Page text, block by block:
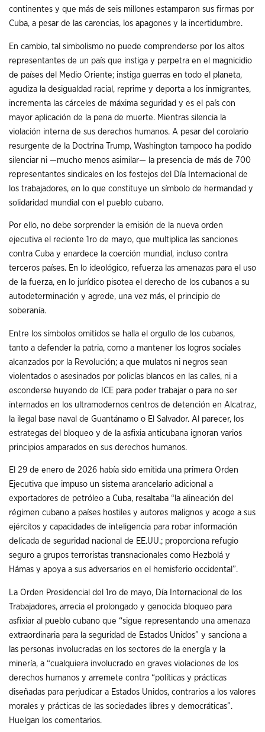
continentes y que más de seis millones estamparon sus firmas por
Cuba, a pesar de las carencias, los apagones y la incertidumbre.
En cambio, tal simbolismo no puede comprenderse por los altos
representantes de un país que instiga y perpetra en el magnicidio
de países del Medio Oriente; instiga guerras en todo el planeta,
agudiza la desigualdad racial, reprime y deporta a los inmigrantes,
incrementa las cárceles de máxima seguridad y es el país con
mayor aplicación de la pena de muerte. Mientras silencia la
violación interna de sus derechos humanos. A pesar del corolario
resurgente de la Doctrina Trump, Washington tampoco ha podido
silenciar ni —mucho menos asimilar— la presencia de más de 700
representantes sindicales en los festejos del Día Internacional de
los trabajadores, en lo que constituye un símbolo de hermandad y
solidaridad mundial con el pueblo cubano.
Por ello, no debe sorprender la emisión de la nueva orden
ejecutiva el reciente 1ro de mayo, que multiplica las sanciones
contra Cuba y enardece la coerción mundial, incluso contra
terceros países. En lo ideológico, refuerza las amenazas para el uso
de la fuerza, en lo jurídico pisotea el derecho de los cubanos a su
autodeterminación y agrede, una vez más, el principio de
soberanía.
Entre los símbolos omitidos se halla el orgullo de los cubanos,
tanto a defender la patria, como a mantener los logros sociales
alcanzados por la Revolución; a que mulatos ni negros sean
violentados o asesinados por policías blancos en las calles, ni a
esconderse huyendo de ICE para poder trabajar o para no ser
internados en los ultramodernos centros de detención en Alcatraz,
la ilegal base naval de Guantánamo o El Salvador. Al parecer, los
estrategas del bloqueo y de la asfixia anticubana ignoran varios
principios amparados en sus derechos humanos.
El 29 de enero de 2026 había sido emitida una primera Orden
Ejecutiva que impuso un sistema arancelario adicional a
exportadores de petróleo a Cuba, resaltaba “la alineación del
régimen cubano a países hostiles y autores malignos y acoge a sus
ejércitos y capacidades de inteligencia para robar información
delicada de seguridad nacional de EE.UU.; proporciona refugio
seguro a grupos terroristas transnacionales como Hezbolá y
Hámas y apoya a sus adversarios en el hemisferio occidental”.
La Orden Presidencial del 1ro de mayo, Día Internacional de los
Trabajadores, arrecia el prolongado y genocida bloqueo para
asfixiar al pueblo cubano que “sigue representando una amenaza
extraordinaria para la seguridad de Estados Unidos” y sanciona a
las personas involucradas en los sectores de la energía y la
minería, a “cualquiera involucrado en graves violaciones de los
derechos humanos y arremete contra “políticas y prácticas
diseñadas para perjudicar a Estados Unidos, contrarios a los valores
morales y prácticas de las sociedades libres y democráticas”.
Huelgan los comentarios.